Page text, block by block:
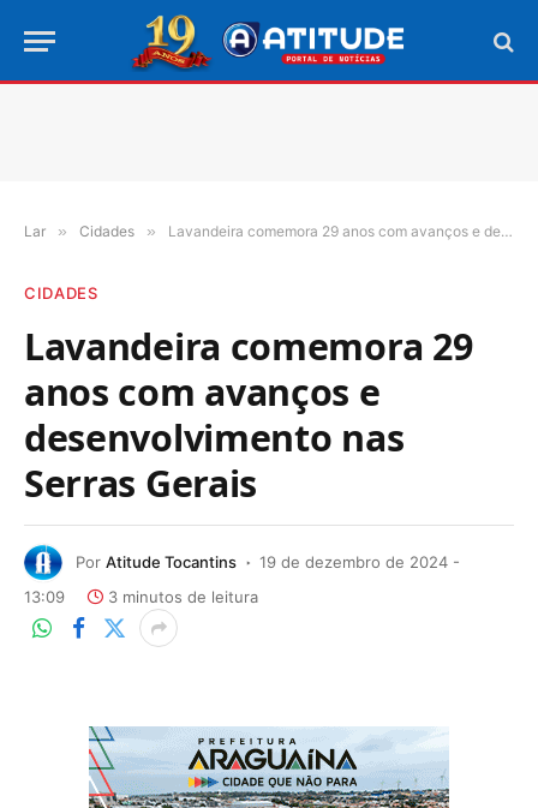
Lar » Cidades » Lavandeira comemora 29 anos com avanços e desenvolvimento nas Serras Gerais
CIDADES
Lavandeira comemora 29
anos com avanços e
desenvolvimento nas
Serras Gerais
Por Atitude Tocantins
19 de dezembro de 2024 -
13:09
3 minutos de leitura